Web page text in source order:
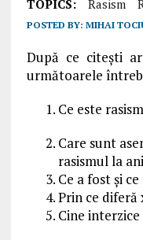
TOPICS: Rasism
POSTED BY: MIHAI
După ce citești
următoarele
1. Ce este
Care sunt
rasismul la
Ce a fost și
Prin ce diferă
Cine